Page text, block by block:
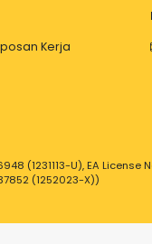
Kerja
(1231113-U), EA License
(1252023-X))